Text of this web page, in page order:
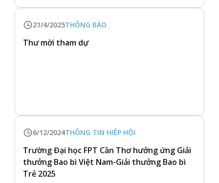
21/4/2025THÔNG BÁO
Thư mời tham dự
6/12/2024THÔNG TIN HIỆP HỘI
Trường Đại học FPT Cần Thơ hưởng ứng Giải
thưởng Bao bì Việt Nam-Giải thưởng Bao bì
Trẻ 2025